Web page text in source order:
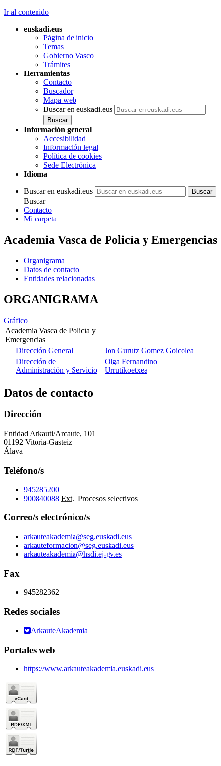
Ir al contenido
euskadi.eus
Página de inicio
Temas
Gobierno Vasco
Trámites
Herramientas
Contacto
Buscador
Mapa web
Buscar en euskadi.eus
Información general
Accesibilidad
Información legal
Política de cookies
Sede Electrónica
Idioma
Buscar en euskadi.eus
Buscar
Contacto
Mi carpeta
Academia Vasca de Policía y Emergencias
Organigrama
Datos de contacto
Entidades relacionadas
ORGANIGRAMA
Gráfico
Academia Vasca de Policía y
Emergencias
Dirección General
Jon Gurutz Gomez Goicolea
Dirección de
Administración y Servicio
Olga Fernandino
Urrutikoetxea
Datos de contacto
Dirección
Entidad Arkauti/Arcaute, 101
01192 Vitoria-Gasteiz
Álava
Teléfono/s
945285200
900840088 Ext. Procesos selectivos
Correo/s electrónico/s
arkauteakademia@seg.euskadi.eus
arkauteformacion@seg.euskadi.eus
arkauteakademia@hsdi.ej-gv.es
Fax
945282362
Redes sociales
ArkauteAkademia
Portales web
https://www.arkauteakademia.euskadi.eus